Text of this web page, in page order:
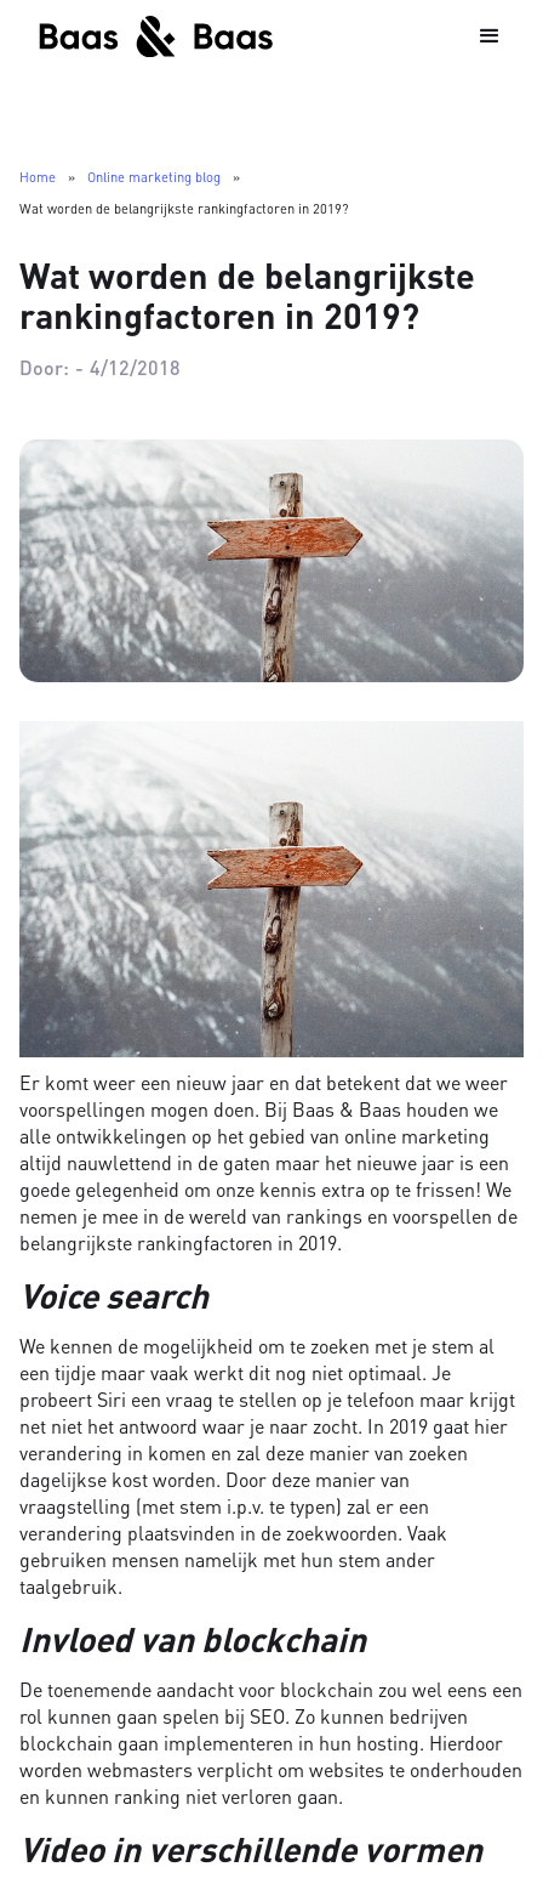
Home » Online marketing blog
»
Wat worden de belangrijkste rankingfactoren in 2019?
Wat worden de belangrijkste
rankingfactoren in 2019?
Door: - 4/12/2018
Er komt weer een nieuw jaar en dat betekent dat we weer
voorspellingen mogen doen. Bij Baas & Baas houden we
alle ontwikkelingen op het gebied van online marketing
altijd nauwlettend in de gaten maar het nieuwe jaar is een
goede gelegenheid om onze kennis extra op te frissen! We
nemen je mee in de wereld van rankings en voorspellen de
belangrijkste rankingfactoren in 2019.
Voice search
We kennen de mogelijkheid om te zoeken met je stem al
een tijdje maar vaak werkt dit nog niet optimaal. Je
probeert Siri een vraag te stellen op je telefoon maar krijgt
net niet het antwoord waar je naar zocht. In 2019 gaat hier
verandering in komen en zal deze manier van zoeken
dagelijkse kost worden. Door deze manier van
vraagstelling (met stem i.p.v. te typen) zal er een
verandering plaatsvinden in de zoekwoorden. Vaak
gebruiken mensen namelijk met hun stem ander
taalgebruik.
Invloed van blockchain
De toenemende aandacht voor blockchain zou wel eens een
rol kunnen gaan spelen bij SEO. Zo kunnen bedrijven
blockchain gaan implementeren in hun hosting. Hierdoor
worden webmasters verplicht om websites te onderhouden
en kunnen ranking niet verloren gaan.
Video in verschillende vormen